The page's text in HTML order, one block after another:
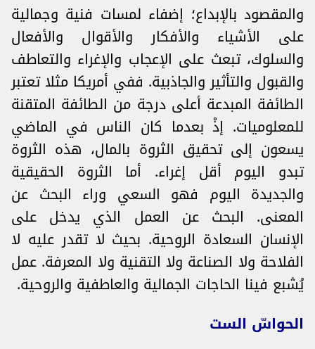
والمقصود بالإبداع؛ إضفاء لمسات فنية وجمالية
على الأشياء والأفكار والأقوال والأفعال
والسلوك، تبعث على الإعجاب والإغراء والتعاطف
والقبول والتأثير والجاذبية. ففي أمريكا مثلا تعتبر
الطائفة المبدعة أعلى درجة من الطائفة المتقنة
للمعلوميات. إذْ بعدما كان الناس في الماضي
يسعون إلى تحقيق الثروة بالمال، هذه الثروة
تبدو اليوم أقل إغراء. أما الثروة الحقيقية
والجديدة اليوم فهو السعي وراء البحث عن
المعنى. البحث عن العمل الذي يدخل على
الإنسان السعادة الروحية. بحيث لا تقدر عليه لا
الفلاحة ولا الصناعة ولا التقنية ولا المعرفة. عمل
يُشبع فينا الحاجات الجمالية والعاطفية والروحية.
الحواسّ الست